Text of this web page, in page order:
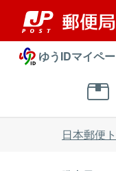
ゆうIDマイペ
日本郵便